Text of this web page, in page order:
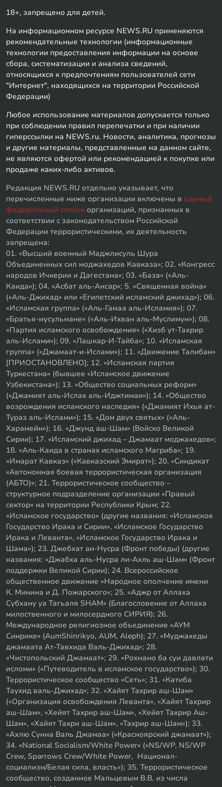
18+, запрещено для детей.
На информационном ресурсе NEWS.RU применяются
рекомендательные технологии (информационные
технологии предоставления информации на основе
сбора, систематизации и анализа сведений,
относящихся к предпочтениям пользователей сети
"Интернет", находящихся на территории Российской
Федерации)
Любое использование материалов допускается только
при соблюдении правил перепечатки и при наличии
гиперссылки на NEWS.ru. Новости, аналитика, прогнозы
и другие материалы, представленные на данном сайте,
не являются офертой или рекомендацией к покупке или
продаже каких-либо активов.
Редакция NEWS.RU отдельно указывает, что
перечисленные ниже организации включены в единый
федеральный список организаций, признанных в
соответствии с законодательством Российской
Федерации террористическими, их деятельность
запрещена:
01. «Высший военный Маджлисуль Шура
Объединенных сил моджахедов Кавказа»; 02. «Конгресс
народов Ичкерии и Дагестана»; 03. «База» («Аль-
Каида»); 04. «Асбат аль-Ансар»; 5. «Священная война»
(«Аль-Джихад» или «Египетский исламский джихад»); 06.
«Исламская группа» («Аль-Гамаа аль-Исламия»); 07.
«Братья-мусульмане» («Аль-Ихван аль-Муслимун»); 08.
«Партия исламского освобождения» («Хизб ут-Тахрир
аль-Ислами»); 09. «Лашкар-И-Тайба»; 10. «Исламская
группа» («Джамаат-и-Ислами»); 11. «Движение Талибан»
[ПРИОСТАНОВЛЕНО]; 12. «Исламская партия
Туркестана» (бывшее «Исламское движение
Узбекистана»); 13. «Общество социальных реформ»
(«Джамият аль-Ислах аль-Иджтимаи»); 14. «Общество
возрождения исламского наследия» («Джамият Ихья ат-
Тураз аль-Ислами»); 15. «Дом двух святых» («Аль-
Харамейн»); 16. «Джунд аш-Шам» (Войско Великой
Сирии); 17. «Исламский джихад – Джамаат моджахедов»;
18. «Аль-Каида в странах исламского Магриба»; 19.
«Имарат Кавказ» («Кавказский Эмират»); 20. «Синдикат
«Автономная боевая террористическая организация
(АБТО)»; 21. Террористическое сообщество –
структурное подразделение организации «Правый
сектор» на территории Республики Крым; 22.
«Исламское государство» (другие названия: «Исламское
Государство Ирака и Сирии», «Исламское Государство
Ирака и Леванта», «Исламское Государство Ирака и
Шама»); 23. Джебхат ан-Нусра (Фронт победы) (другие
названия: «Джабха аль-Нусра ли-Ахль аш-Шам» (Фронт
поддержки Великой Сирии); 24. Всероссийское
общественное движение «Народное ополчение имени
К. Минина и Д. Пожарского»; 25. «Аджр от Аллаха
Субхану уа Тагьаля SHAM» (Благословение от Аллаха
милоственного и милосердного СИРИЯ); 26.
Международное религиозное объединение «АУМ
Синрике» (AumShinrikyo, AUM, Aleph); 27. «Муджахеды
джамаата Ат-Тавхида Валь-Джихад»; 28.
«Чистопольский Джамаат»; 29. «Рохнамо ба суи давлати
исломи» («Путеводитель в исламское государство»); 30.
Террористическое сообщество «Сеть»; 31. «Катиба
Таухид валь-Джихад»; 32. «Хайят Тахрир аш-Шам»
(«Организация освобождения Леванта», «Хайят Тахрир
аш-Шам», «Хейят Тахрир аш-Шам», «Хейят Тахрир Аш-
Шам», «Хайят Тахри аш-Шам», «Тахрир аш-Шам»); 33.
«Ахлю Сунна Валь Джамаа» («Красноярский джамаат»);
34. «National Socialism/White Power» («NS/WP, NS/WP
Crew, Sparrows Crew/White Power, Национал-
социализм/Белая сила, власть»); 35. Террористическое
сообщество, созданное Мальцевым В.В. из числа